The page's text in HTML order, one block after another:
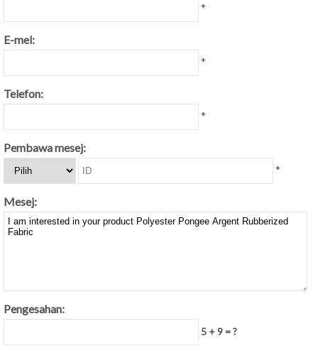
*
E-mel:
*
Telefon:
*
Pembawa mesej:
*
Mesej:
Pengesahan:
5 + 9 = ?